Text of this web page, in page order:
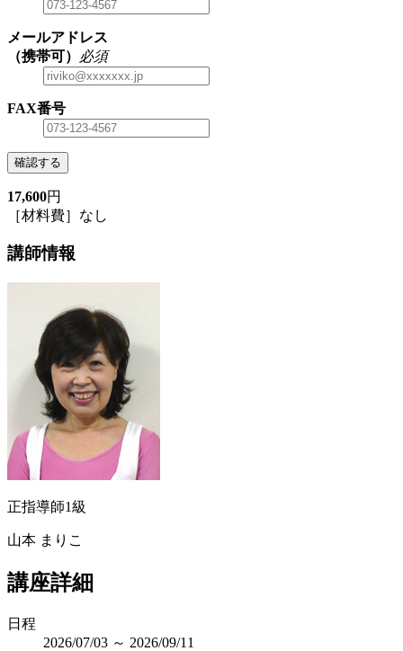
メールアドレス
（携帯可）
必須
FAX番号
確認する
17,600円
［材料費］なし
講師情報
正指導師1級
山本 まりこ
講座詳細
日程
2026/07/03 ～ 2026/09/11